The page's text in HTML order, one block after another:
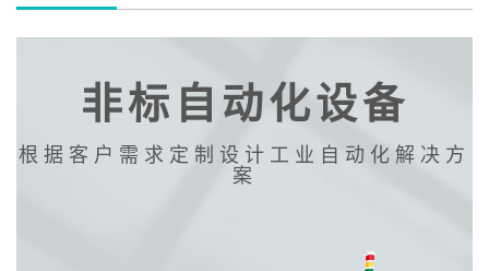
非标自动化设备
根据客户需求定制设计工业自动化解决方
案